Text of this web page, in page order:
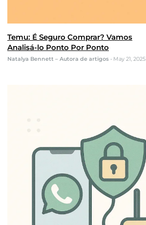
Temu: É Seguro Comprar? Vamos
Analisá-lo Ponto Por Ponto
Natalya Bennett – Autora de artigos • May 21, 2025